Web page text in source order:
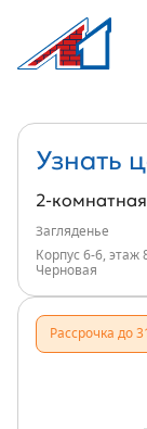
2-Информация
Узнать
2-комнатная
Загляденье
Корпус 6-6, этаж
Черновая
Рассрочка до